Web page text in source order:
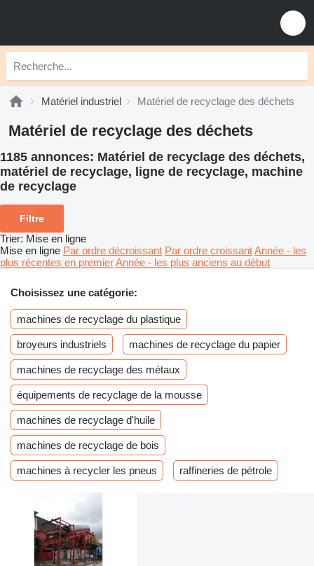
Matériel industriel Matériel de recyclage des déchets
Matériel de recyclage des déchets
1185 annonces: Matériel de recyclage des déchets,
matériel de recyclage, ligne de recyclage, machine
de recyclage
Filtre
Trier: Mise en ligne
Mise en ligne Par ordre décroissant Par ordre croissantAnnée - les
plus récentes en premierAnnée - les plus anciens au début
Choisissez une catégorie:
machines de recyclage du plastique
broyeurs industriels machines de recyclage du papier
machines de recyclage des métaux
équipements de recyclage de la mousse
machines de recyclage d'huile
machines de recyclage de bois
machines à recycler les pneus raffineries de pétrole